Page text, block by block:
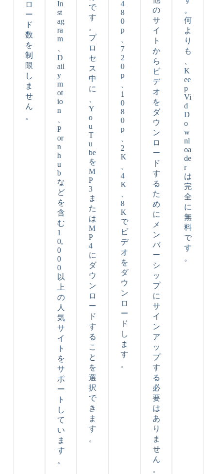
ロ
ー
ド
数
を
制
限
し
ま
せ
ん
。
In
st
ag
ra
m
D
ail
y
m
ot
io
n
P
or
n
h
u
b
な
ど
を
含
む
1
0,
0
0
0
以
上
の
人
気
サ
イ
ト
を
サ
ポ
ー
ト
し
て
い
ま
す
。
で
す
。
プ
ロ
セ
ス
中
に
Y
o
u
T
u
be
を
M
P
3
ま
た
は
M
P
4
に
ダ
ウ
ン
ロ
ー
ド
す
る
こ
と
を
選
択
で
き
ま
す
。
4
8
0
p
7
2
0
p
1
0
8
0
p
2
K
4
K
8
K
で
ビ
デ
オ
を
ダ
ウ
ン
ロ
ー
ド
し
ま
す
。
の
サ
イ
ト
か
ら
ビ
デ
オ
を
ダ
ウ
ン
ロ
ー
ド
す
る
た
め
に
メ
ン
バ
ー
シ
ッ
プ
に
サ
イ
ン
ア
ッ
プ
す
る
必
要
は
あ
り
ま
せ
ん
。
。
何
よ
り
も
K
ee
p
Vi
d
D
o
w
nl
oa
de
r
は
完
全
に
無
料
で
す
。